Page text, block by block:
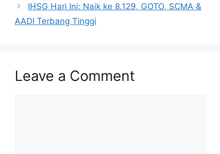
IHSG Hari Ini: Naik ke 8.129, GOTO, SCMA &
AADI Terbang Tinggi
Leave a Comment